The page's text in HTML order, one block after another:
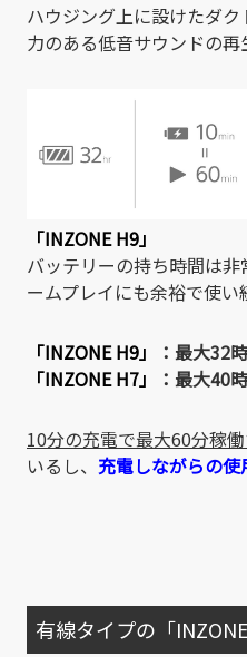
ハウジング上に設けたダ
力のある低音サウンドの再
「INZONE H9」
バッテリーの持ち時間は
ームプレイにも余裕で使い
「INZONE H9」
：最大32
「INZONE H7」 ：最大40
10分の充電で最大60分稼
いるし、 充電しながらの使
有線タイプの「INZONE